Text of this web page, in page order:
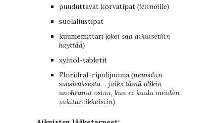
puuduttavat korvatipat (lennoille)
suolaliustipat
kuumemittari (okei saa aikuisetkin
käyttää)
xylitol-tabletit
Floridral-ripulijuoma (neuvolan
suosituksesta – jaiks tämä olikin
unohtunut ostaa, kun ei kuulu meidän
vakitarvikkeisiin)